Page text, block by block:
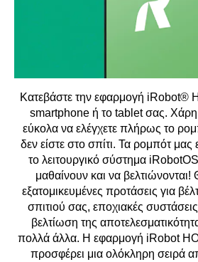
Κατεβάστε την εφαρμογή iRobot®
smartphone ή το tablet σας. Χάρη
εύκολα να ελέγχετε πλήρως το
δεν είστε στο σπίτι. Τα ρομπότ μας
το λειτουργικό σύστημα
μαθαίνουν και να
εξατομικευμένες προτάσεις για
σπιτιού σας, εποχιακές
βελτίωση της
πολλά άλλα. Η εφαρμογή iRobot
προσφέρει μια ολόκληρη σειρά